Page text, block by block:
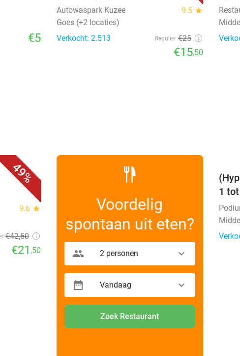
€5
Autowaspark Kuzee 9.5 star
Goes (+2 locaties)
Verkocht: 2.513
Regulier €25
€15,50
49%
9.6 star
€42,50
€21 ,50
Voordelig
spontaan uit eten?
2 personen
Vandaag
Zoek Restaurant
1